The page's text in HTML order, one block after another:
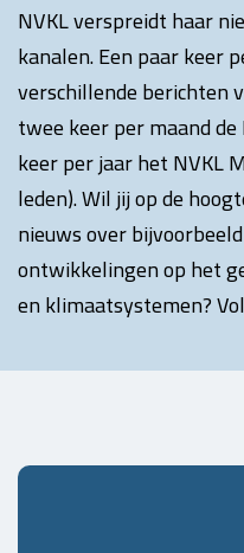
NVKL verspreidt haar
kanalen. Een paar keer
verschillende berichten
twee keer per maand
keer per jaar het NVKL
leden). Wil jij op de
nieuws over
ontwikkelingen op het
en klimaatsystemen?